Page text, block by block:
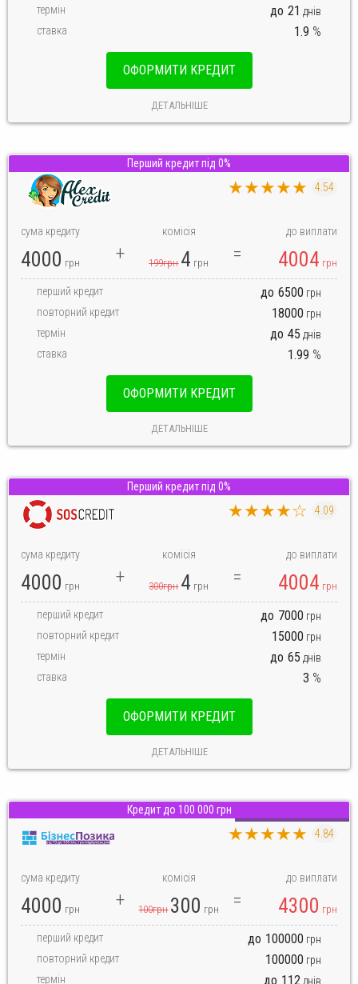
термін
до 21 днів
ставка
1.9 %
ОФОРМИТИ КРЕДИТ
ДЕТАЛЬНІШЕ
★★★★★ 4.54
до виплати
4004 грн
сума кредиту
4000 грн
комісія
199грн 4 грн
перший кредит до 6500 грн
повторний кредит
18000 грн
термін
до 45 днів
ставка
1.99 %
Перший кредит під 0%
ОФОРМИТИ КРЕДИТ
ДЕТАЛЬНІШЕ
★★★★☆ 4.09
до виплати
4004 грн
сума кредиту
4000 грн
комісія
300грн 4 грн
перший кредит до 7000 грн
повторний кредит
15000 грн
термін
до 65 днів
ставка
3 %
Перший кредит під 0%
ОФОРМИТИ КРЕДИТ
ДЕТАЛЬНІШЕ
★★★★★ 4.84
до виплати
4300 грн
сума кредиту
4000 грн
комісія
100грн 300 грн
перший кредит до 100000 грн
повторний кредит
100000 грн
термін
до 112 днів
Кредит до 100 000 грн